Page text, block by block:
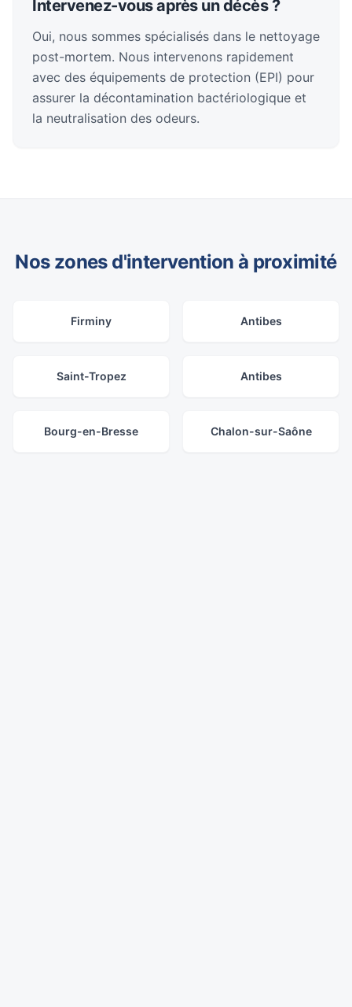
Intervenez-vous après un décès ?
Oui, nous sommes spécialisés dans le nettoyage
post-mortem. Nous intervenons rapidement
avec des équipements de protection (EPI) pour
assurer la décontamination bactériologique et
la neutralisation des odeurs.
Nos zones d'intervention à proximité
Firminy Antibes
Saint-Tropez Antibes
Bourg-en-Bresse Chalon-sur-Saône